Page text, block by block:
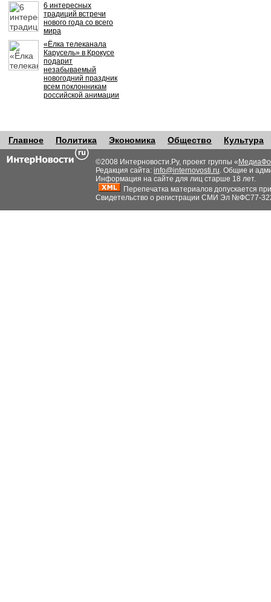
6 интересных
традиций встречи
нового года со всего
мира
«Ёлка телеканала
Карусель» в Крокусе
подарит
незабываемый
новогодний праздник
всем поклонникам
российской анимации
Главное Политика Экономика Общество Культура
©2008 Интерновости.Ру, проект группы «
Редакция сайта: info@internovosti.ru. Общие и
Информация на сайте для лиц старше 18 лет.
Перепечатка материалов допускается
Свидетельство о регистрации СМИ Эл №ФС77-